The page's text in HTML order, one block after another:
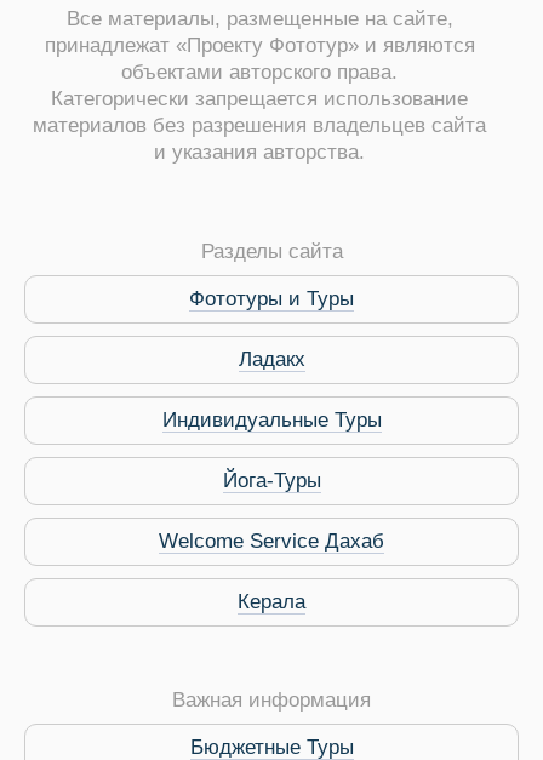
Путеводитель по
Все материалы, размещенные на сайте,
принадлежат «Проекту Фототур» и являются
объектами авторского права.
Категорически запрещается использование
материалов без разрешения владельцев сайта
и указания авторства.
Разделы сайта
Фототуры и Туры
Ладакх
Индивидуальные Туры
Йога-Туры
Welcome Service Дахаб
Керала
Важная информация
Бюджетные Туры